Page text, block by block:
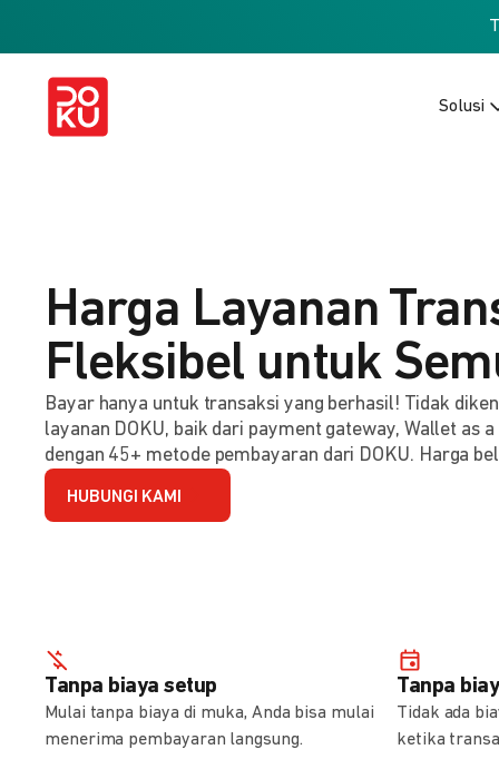
Solusi
Harga Layanan
Fleksibel untuk
Bayar hanya untuk transaksi yang berhasil! Tidak
layanan DOKU, baik dari payment gateway, Wallet as
dengan 45+ metode pembayaran dari DOKU. Harga
HUBUNGI KAMI
Tanpa biaya setup
Mulai tanpa biaya di muka, Anda bisa mulai
menerima pembayaran langsung.
Tanpa
Tidak ada
ketika